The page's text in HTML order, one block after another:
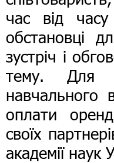
час від часу
обстановці
зустріч і
тему. Для
навчального
оплати
своїх
академії наук